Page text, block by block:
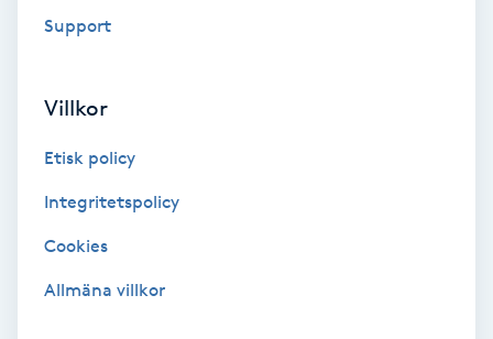
Fettreducering
Fibromassage
Fillers
Fotmassage
Support
Villkor
Etisk policy
Integritetspolicy
Cookies
Allmäna villkor